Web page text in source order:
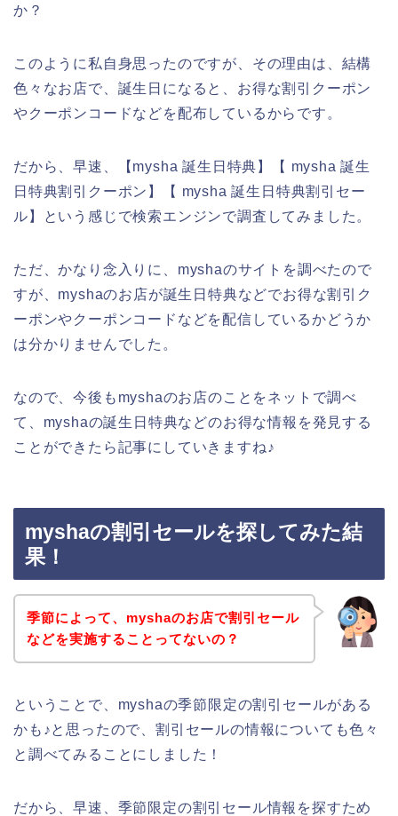
か？
このように私自身思ったのですが、その理由は、結構
色々なお店で、誕生日になると、お得な割引クーポン
やクーポンコードなどを配布しているからです。
だから、早速、【mysha 誕生日特典】【 mysha 誕生
日特典割引クーポン】【 mysha 誕生日特典割引セー
ル】という感じで検索エンジンで調査してみました。
ただ、かなり念入りに、myshaのサイトを調べたので
すが、myshaのお店が誕生日特典などでお得な割引ク
ーポンやクーポンコードなどを配信しているかどうか
は分かりませんでした。
なので、今後もmyshaのお店のことをネットで調べ
て、myshaの誕生日特典などのお得な情報を発見する
ことができたら記事にしていきますね♪
myshaの割引セールを探してみた結
果！
季節によって、myshaのお店で割引セール
などを実施することってないの？
ということで、myshaの季節限定の割引セールがある
かも♪と思ったので、割引セールの情報についても色々
と調べてみることにしました！
だから、早速、季節限定の割引セール情報を探すため